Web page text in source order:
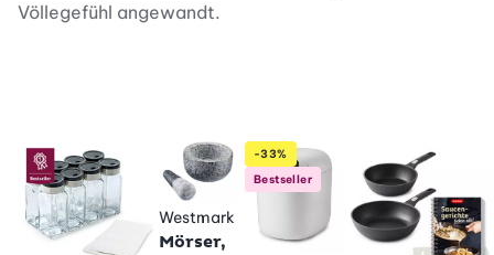
Völlegefühl angewandt.
Westmark
Mörser,
-33%
Bestseller